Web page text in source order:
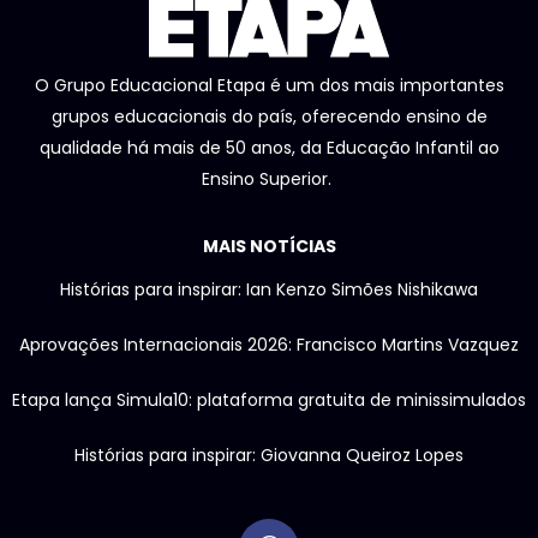
O Grupo Educacional Etapa é um dos mais importantes
grupos educacionais do país, oferecendo ensino de
qualidade há mais de 50 anos, da Educação Infantil ao
Ensino Superior.
MAIS NOTÍCIAS
Histórias para inspirar: Ian Kenzo Simões Nishikawa
Aprovações Internacionais 2026: Francisco Martins Vazquez
Etapa lança Simula10: plataforma gratuita de minissimulados
Histórias para inspirar: Giovanna Queiroz Lopes